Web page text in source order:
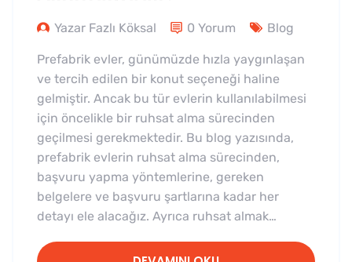
Yazar Fazlı Köksal 0 Yorum Blog
Prefabrik evler, günümüzde hızla yaygınlaşan
ve tercih edilen bir konut seçeneği haline
gelmiştir. Ancak bu tür evlerin kullanılabilmesi
için öncelikle bir ruhsat alma sürecinden
geçilmesi gerekmektedir. Bu blog yazısında,
prefabrik evlerin ruhsat alma sürecinden,
başvuru yapma yöntemlerine, gereken
belgelere ve başvuru şartlarına kadar her
detayı ele alacağız. Ayrıca ruhsat almak…